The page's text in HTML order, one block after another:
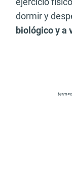
dormir y
biológico y a